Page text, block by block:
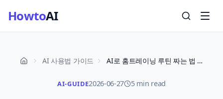
HowtoAI
AI 사용법 가이드 AI로 홈트레이닝 루틴 짜는 법 2026 — 장마철 실내 운동, 무료 AI로 주간 플랜 만들기
AI-GUIDE2026-06-27 5 min read